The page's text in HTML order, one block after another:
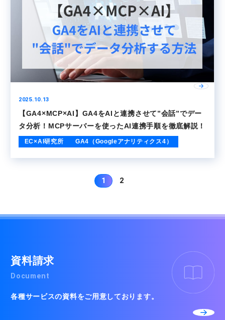
2025.10.13
【GA4×MCP×AI】GA4をAIと連携させて”会話”でデー
タ分析！MCPサーバーを使ったAI連携手順を徹底解説！
EC×AI研究所 GA4（Googleアナリティクス4）
1 2
資料請求
Document
各種サービスの資料をご用意しております。